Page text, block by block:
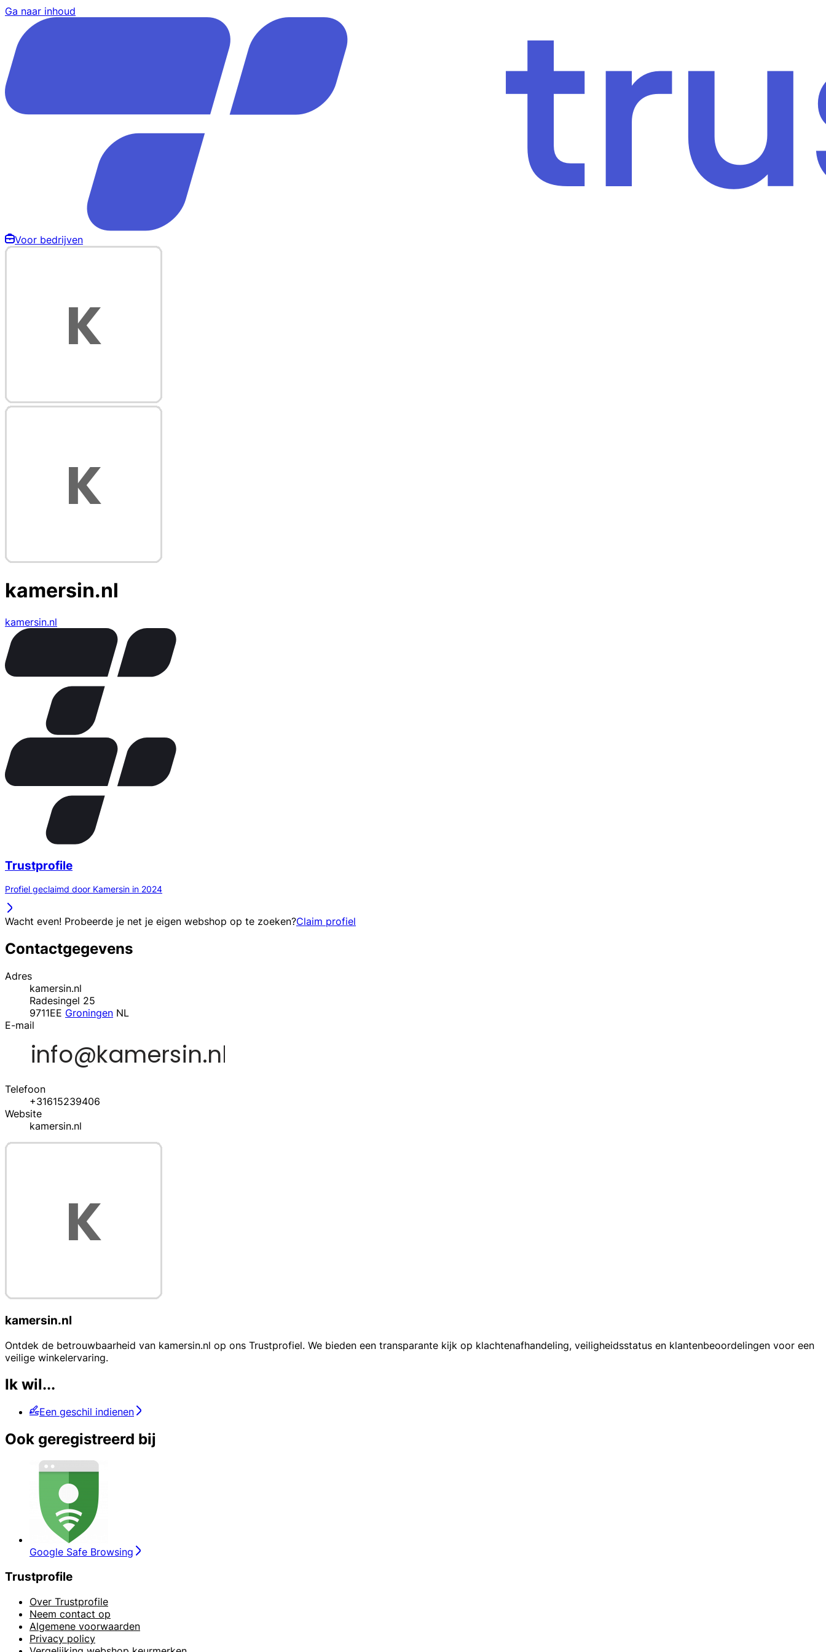
Ga naar inhoud
Voor bedrijven
kamersin.nl
kamersin.nl
Trustprofile
Profiel geclaimd door Kamersin in 2024
Wacht even! Probeerde je net je eigen webshop op te zoeken?Claim profiel
Contactgegevens
Adres
kamersin.nl
Radesingel 25
9711EE Groningen NL
E-mail
Telefoon
+31615239406
Website
kamersin.nl
kamersin.nl
Ontdek de betrouwbaarheid van kamersin.nl op ons Trustprofiel. We bieden een transparante kijk op klachtenafhandeling, veiligheidsstatus en klantenbeoordelingen voor een
veilige winkelervaring.
Ik wil...
Een geschil indienen
Ook geregistreerd bij
Google Safe Browsing
Trustprofile
Over Trustprofile
Neem contact op
Algemene voorwaarden
Privacy policy